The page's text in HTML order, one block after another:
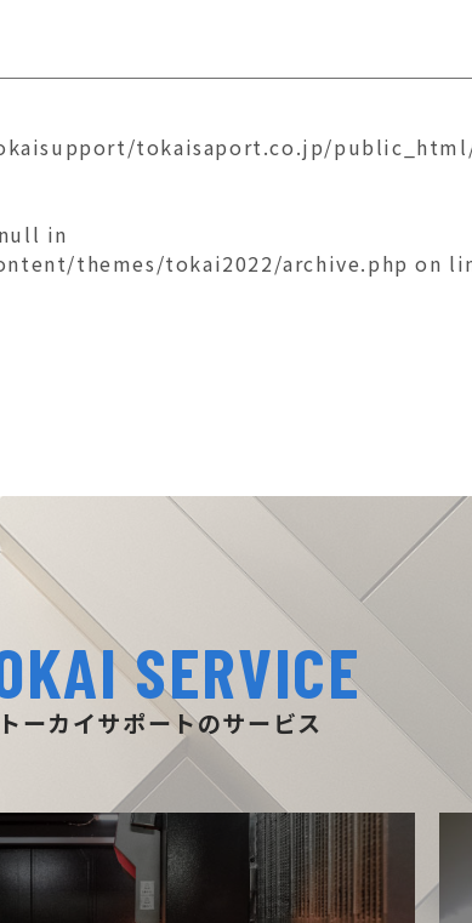
tokaisaport.co.jp/
in
themes/tokai2022/archive.php on
SERVICE
トーカイサポートのサービス